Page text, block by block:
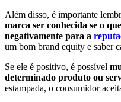
Além disso, é importante
marca ser conhecida se o
negativamente para a
um bom brand equity e saber
Se ele é positivo, é possível
determinado produto ou
estampada, o consumidor